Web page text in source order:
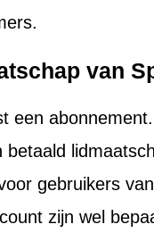
van
een
betaald
gebruikers
zijn wel